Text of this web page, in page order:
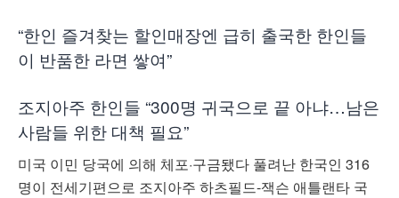
“한인 즐겨찾는 할인매장엔 급히 출국한 한인들
이 반품한 라면 쌓여”
조지아주 한인들 “300명 귀국으로 끝 아냐…남은
사람들 위한 대책 필요”
미국 이민 당국에 의해 체포·구금됐다 풀려난 한국인 316
명이 전세기편으로 조지아주 하츠필드-잭슨 애틀랜타 국